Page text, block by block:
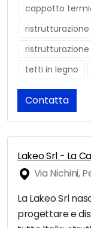
cappotto
tetti in legno
Contatta
Lakeo Srl - La
Via Nichini,
La Lakeo Srl
progettare e